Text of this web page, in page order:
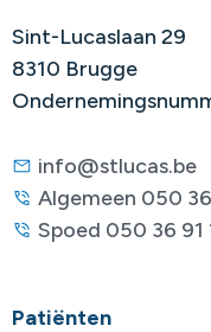
Sint-Lucaslaan 29
8310 Brugge
info@stlucas.be
Algemeen 050 36
Spoed 050 36 91
Patiënten